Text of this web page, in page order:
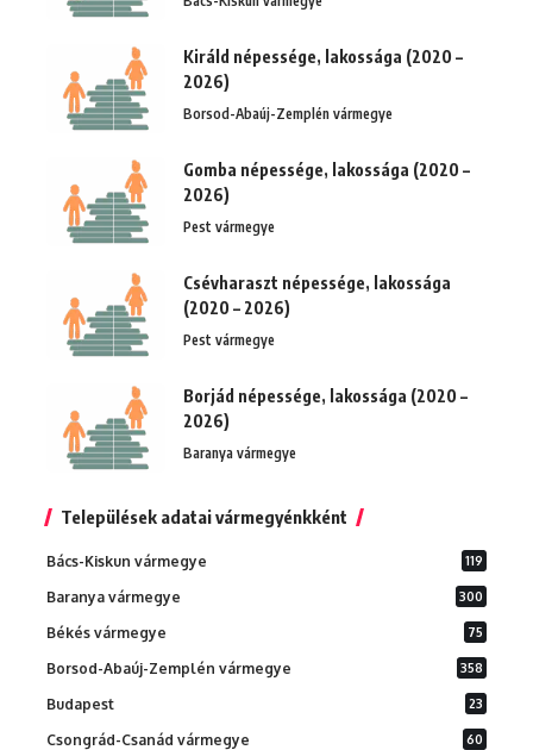
Királd népessége, lakossága (2020 –
2026)
Borsod-Abaúj-Zemplén vármegye
Gomba népessége, lakossága (2020 –
2026)
Pest vármegye
Csévharaszt népessége, lakossága
(2020 – 2026)
Pest vármegye
Borjád népessége, lakossága (2020 –
2026)
Baranya vármegye
Települések adatai vármegyénkként
Bács-Kiskun vármegye 119
Baranya vármegye 300
Békés vármegye 75
Borsod-Abaúj-Zemplén vármegye 358
Budapest 23
Csongrád-Csanád vármegye 60